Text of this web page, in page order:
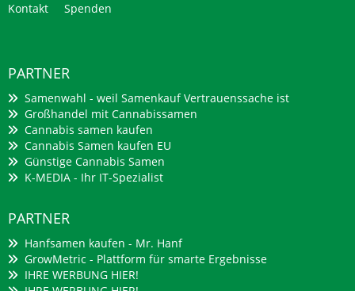
Kontakt Spenden
PARTNER
Samenwahl - weil Samenkauf Vertrauenssache ist
Großhandel mit Cannabissamen
Cannabis samen kaufen
Cannabis Samen kaufen EU
Günstige Cannabis Samen
K-MEDIA - Ihr IT-Spezialist
PARTNER
Hanfsamen kaufen - Mr. Hanf
GrowMetric - Plattform für smarte Ergebnisse
IHRE WERBUNG HIER!